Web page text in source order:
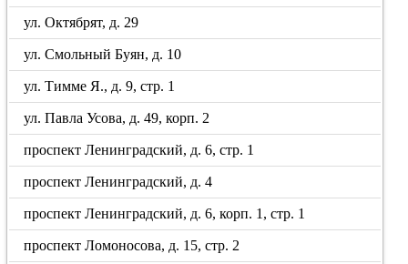
ул. Октябрят, д. 29
ул. Смольный Буян, д. 10
ул. Тимме Я., д. 9, стр. 1
ул. Павла Усова, д. 49, корп. 2
проспект Ленинградский, д. 6, стр. 1
проспект Ленинградский, д. 4
проспект Ленинградский, д. 6, корп. 1, стр. 1
проспект Ломоносова, д. 15, стр. 2